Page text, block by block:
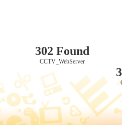
302 Found
CCTV_WebServer